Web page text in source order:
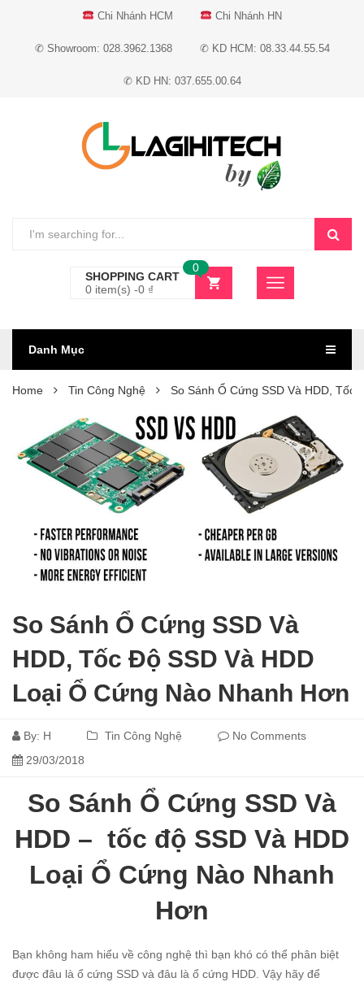
Chi Nhánh HCM Chi Nhánh HN
✆ Showroom: 028.3962.1368 ✆ KD HCM: 08.33.44.55.54
✆ KD HN: 037.655.00.64
SHOPPING CART
0 item(s) -0 ₫
0
Danh Mục
Home Tin Công Nghệ So Sánh Ổ Cứng SSD Và HDD, Tốc
So Sánh Ổ Cứng SSD Và
HDD, Tốc Độ SSD Và HDD
Loại Ổ Cứng Nào Nhanh Hơn
By: H Tin Công Nghệ
No Comments
29/03/2018
So Sánh Ổ Cứng SSD Và
HDD – tốc độ SSD Và HDD
Loại Ổ Cứng Nào Nhanh
Hơn
Bạn không ham hiểu về công nghệ thì bạn khó có thể phân biệt
được đâu là ổ cứng SSD và đâu là ổ cứng HDD. Vậy hãy để